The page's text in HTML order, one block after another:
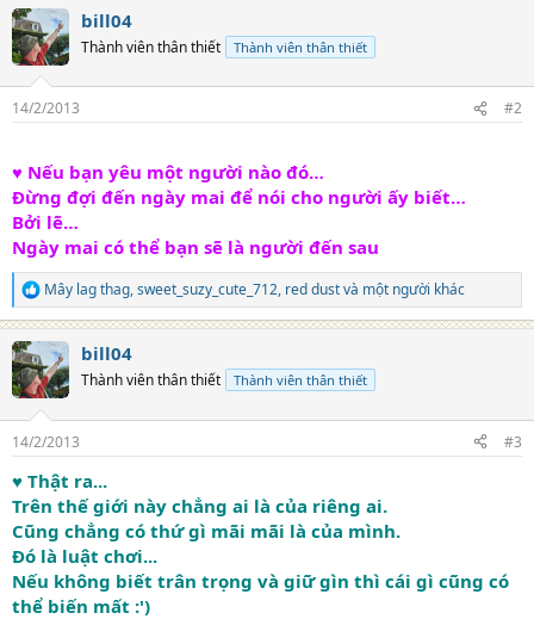
bill04
Thành viên thân thiết Thành viên thân thiết
14/2/2013 #2
♥ Nếu bạn yêu một người nào đó…
Đừng đợi đến ngày mai để nói cho người ấy biết…
Bởi lẽ…
Ngày mai có thể bạn sẽ là người đến sau
R
e
c
t
i
s
Mây lag thag,sweet_suzy_cute_712, red dustvà một người khác
bill04
Thành viên thân thiết Thành viên thân thiết
14/2/2013 #3
♥ Thật ra...
Trên thế giới này chẳng ai là của riêng ai.
Cũng chẳng có thứ gì mãi mãi là của mình.
Đó là luật chơi...
Nếu không biết trân trọng và giữ gìn thì cái gì cũng có
thể biến mất :')